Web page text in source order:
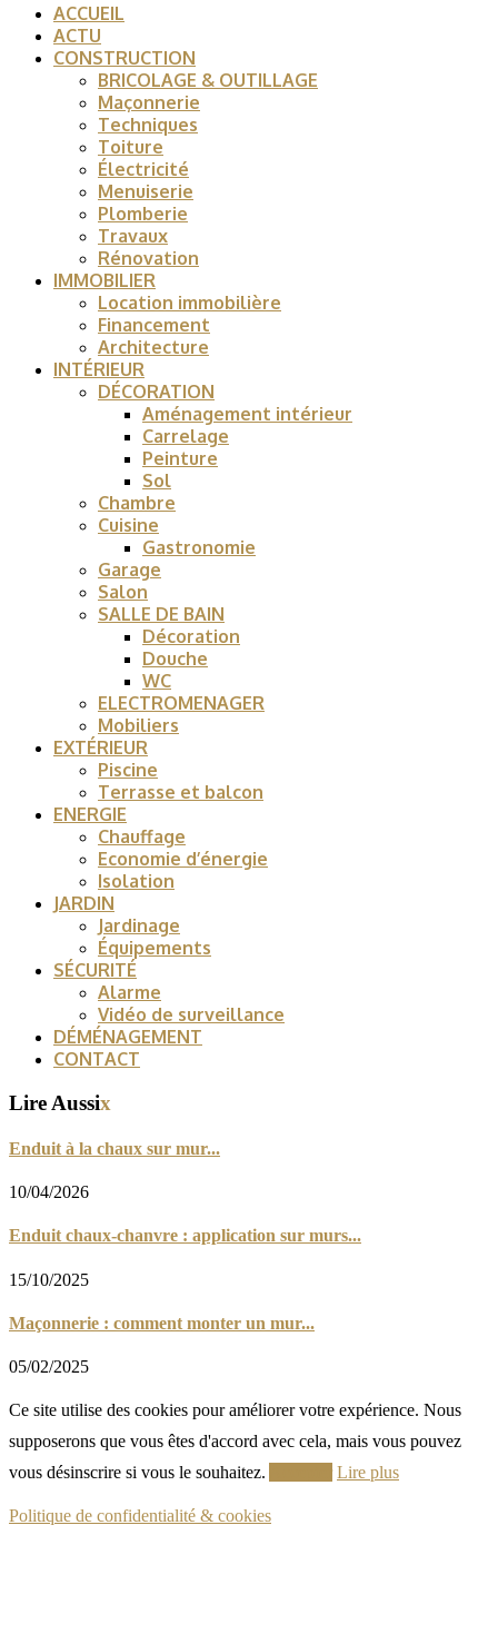
ACCUEIL
ACTU
CONSTRUCTION
BRICOLAGE & OUTILLAGE
Maçonnerie
Techniques
Toiture
Électricité
Menuiserie
Plomberie
Travaux
Rénovation
IMMOBILIER
Location immobilière
Financement
Architecture
INTÉRIEUR
DÉCORATION
Aménagement intérieur
Carrelage
Peinture
Sol
Chambre
Cuisine
Gastronomie
Garage
Salon
SALLE DE BAIN
Décoration
Douche
WC
ELECTROMENAGER
Mobiliers
EXTÉRIEUR
Piscine
Terrasse et balcon
ENERGIE
Chauffage
Economie d’énergie
Isolation
JARDIN
Jardinage
Équipements
SÉCURITÉ
Alarme
Vidéo de surveillance
DÉMÉNAGEMENT
CONTACT
Lire Aussix
Enduit à la chaux sur mur...
10/04/2026
Enduit chaux-chanvre : application sur murs...
15/10/2025
Maçonnerie : comment monter un mur...
05/02/2025
Ce site utilise des cookies pour améliorer votre expérience. Nous
supposerons que vous êtes d'accord avec cela, mais vous pouvez
vous désinscrire si vous le souhaitez.
Lire plus
Politique de confidentialité & cookies